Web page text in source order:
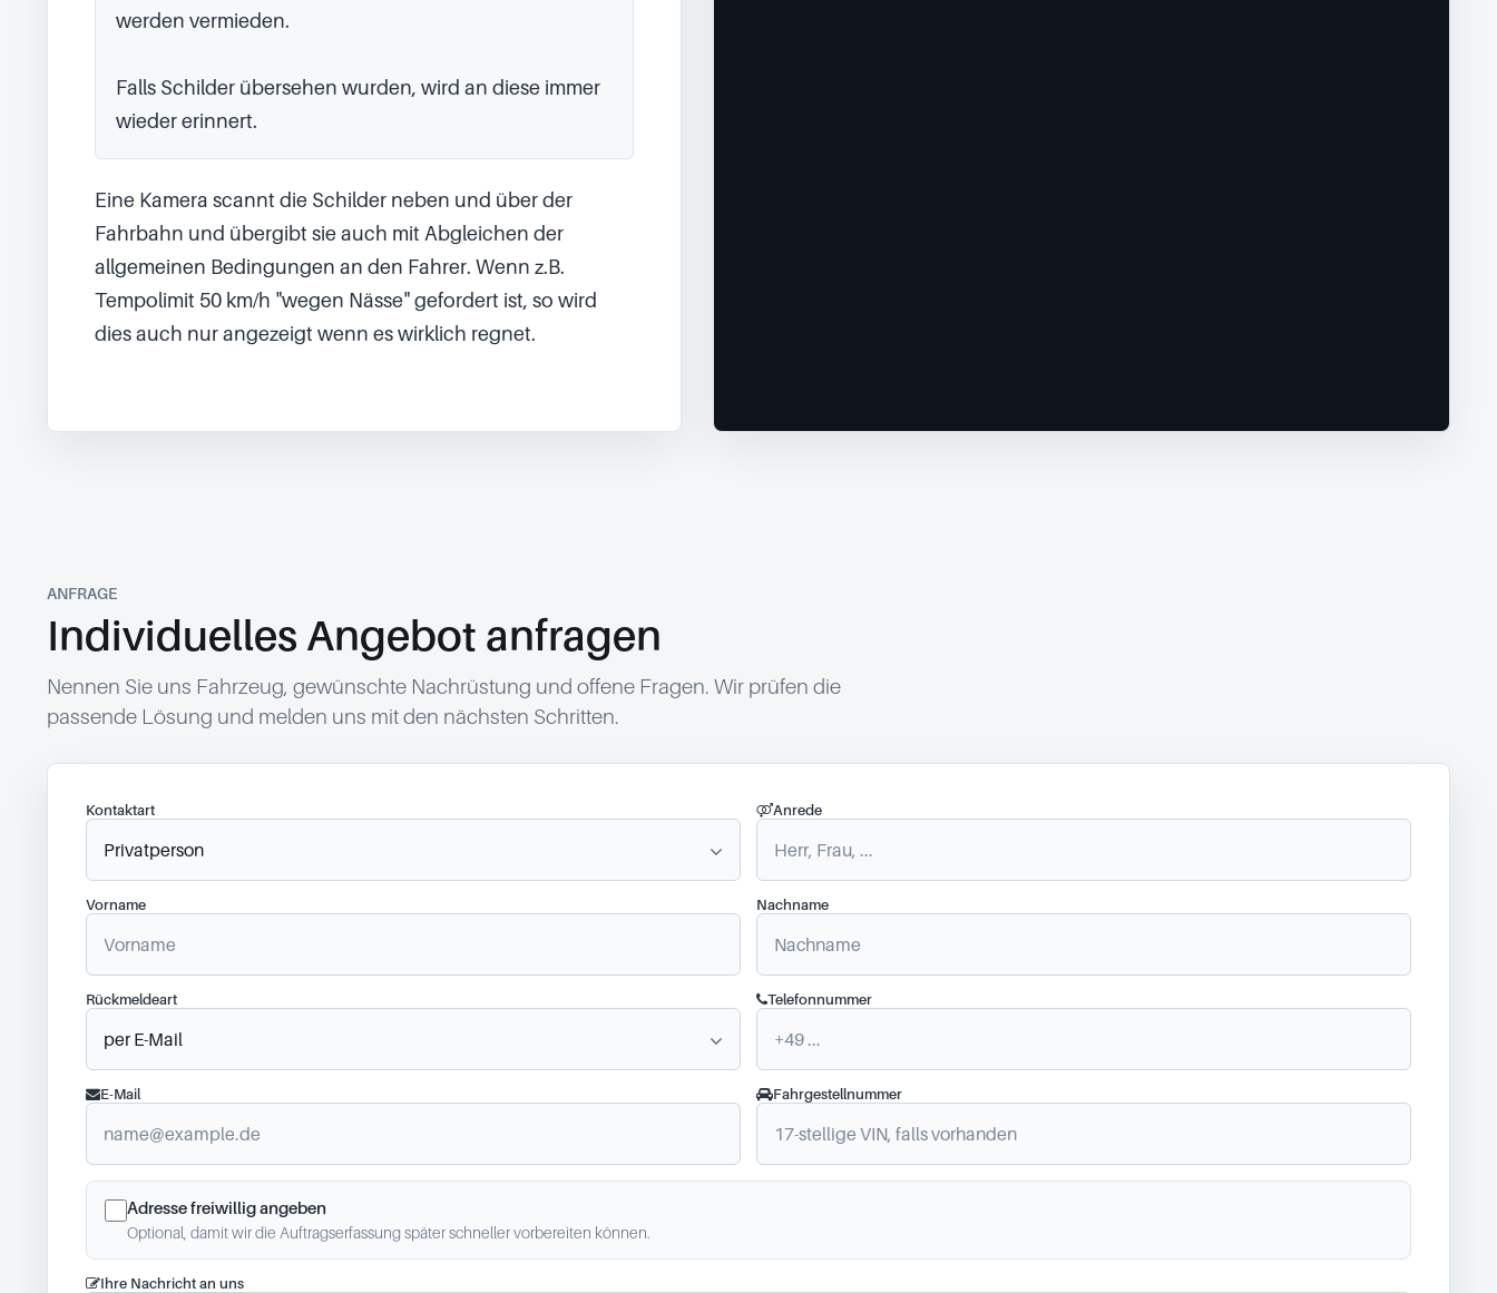
werden vermieden.
Falls Schilder übersehen wurden, wird an diese immer
wieder erinnert.
Eine Kamera scannt die Schilder neben und über der
Fahrbahn und übergibt sie auch mit Abgleichen der
allgemeinen Bedingungen an den Fahrer. Wenn z.B.
Tempolimit 50 km/h "wegen Nässe" gefordert ist, so wird
dies auch nur angezeigt wenn es wirklich regnet.
ANFRAGE
Individuelles Angebot anfragen
Nennen Sie uns Fahrzeug, gewünschte Nachrüstung und offene Fragen. Wir prüfen die
passende Lösung und melden uns mit den nächsten Schritten.
Kontaktart Anrede
Vorname Nachname
Rückmeldeart Telefonnummer
E-Mail Fahrgestellnummer
Adresse freiwillig angeben
Optional, damit wir die Auftragserfassung später schneller vorbereiten können.
Ihre Nachricht an uns